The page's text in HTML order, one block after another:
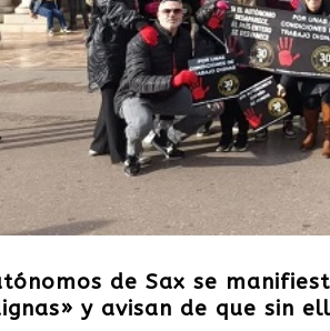
de Sax se
y avisan de que sin